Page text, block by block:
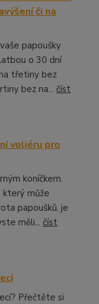
či na
papoušky
o 30 dní
třetiny bez
bez na... číst
voliéru pro
koníčkem.
který může
papoušků, je
měli... číst
Přečtěte si